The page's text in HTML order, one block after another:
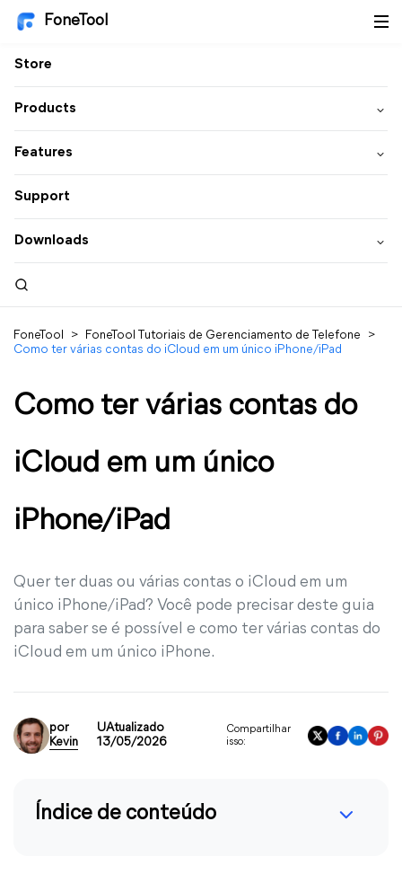
FoneTool
Store
Products
Features
Support
Downloads
FoneTool > FoneTool Tutoriais de Gerenciamento de Telefone
>
Como ter várias contas do iCloud em um único iPhone/iPad
Como ter várias contas do
iCloud em um único
iPhone/iPad
Quer ter duas ou várias contas o iCloud em um
único iPhone/iPad? Você pode precisar deste guia
para saber se é possível e como ter várias contas do
iCloud em um único iPhone.
por
Kevin
UAtualizado
13/05/2026
Compartilhar
isso:
Índice de conteúdo